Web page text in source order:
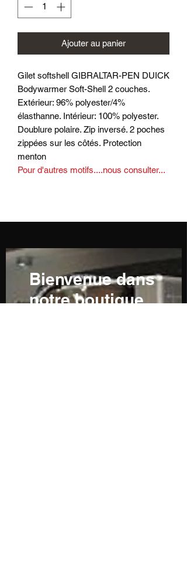
Ajouter au panier
Gilet softshell GIBRALTAR-PEN DUICK
Bodywarmer Soft-Shell 2 couches.
Extérieur: 96% polyester/4%
élasthanne. Intérieur: 100% polyester.
Doublure polaire. Zip inversé. 2 poches
zippées sur les côtés. Protection
menton
Pour d'autres motifs....nous consulter...
Bienvenue dans
notre boutique